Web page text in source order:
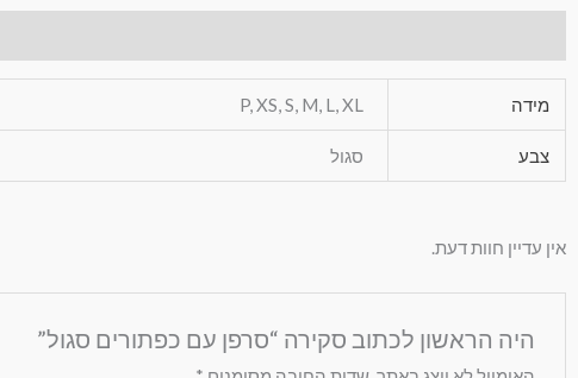
מידה P, XS, S, M, L, XL
צבע סגול
אין עדיין חוות דעת.
היה הראשון לכתוב סקירה “סרפן עם כפתורים סגול”